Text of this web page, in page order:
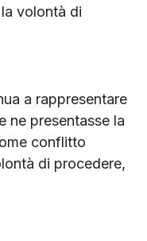
volontà di
a rappresentare
ne presentasse la
conflitto
di procedere,